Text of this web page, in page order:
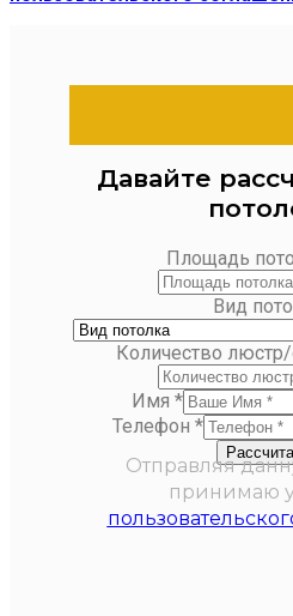
Давайте
Площадь
Вид
Количество
Имя *
Телефон *
Отправляя
принимаю